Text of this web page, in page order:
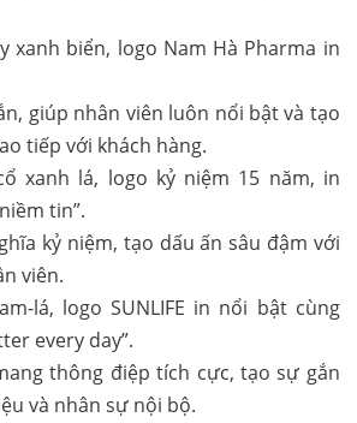
giúp nhân viên luôn nổi bật và tạo
tiếp với khách hàng.
kỷ niệm, tạo dấu ấn sâu đậm với
viên.
thông điệp tích cực, tạo sự gắn
và nhân sự nội bộ.